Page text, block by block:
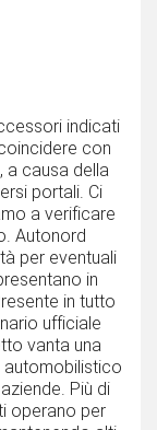
indicati
con
a causa della
portali. Ci
a verificare
Autonord
per eventuali
in
in tutto
ufficiale
vanta una
automobilistico
Più di
operano per